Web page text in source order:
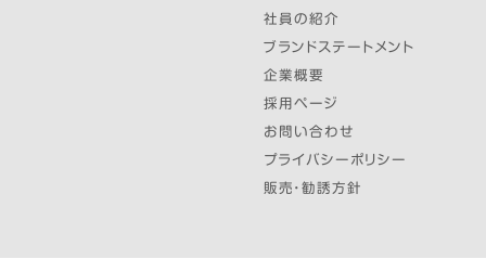
社員の紹介
ブランドステートメント
企業概要
採用ページ
お問い合わせ
プライバシーポリシー
販売・勧誘方針